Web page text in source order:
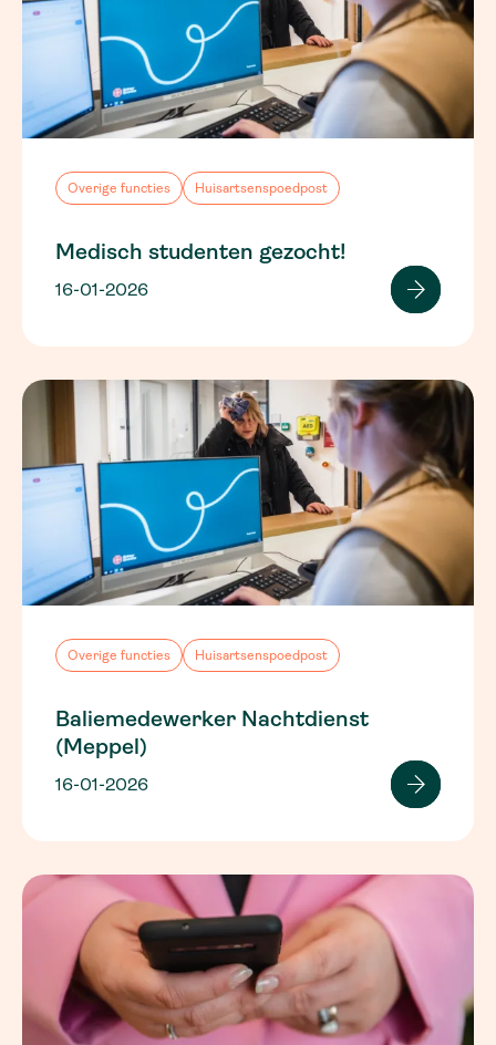
Overige functies Huisartsenspoedpost
Medisch studenten gezocht!
16-01-2026
Overige functies Huisartsenspoedpost
Baliemedewerker Nachtdienst
(Meppel)
16-01-2026